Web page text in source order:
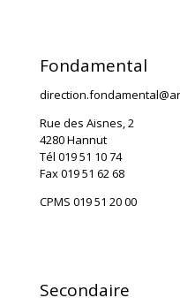
Fondamental
Rue des Aisnes, 2
4280 Hannut
Tél 019 51 10 74
Fax 019 51 62 68
CPMS 019 51 20 00
Secondaire